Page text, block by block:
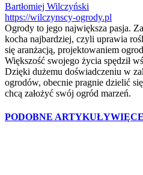
Bartłomiej Wilczyński
https://wilczynscy-ogrody.pl
Ogrody to jego największa pasja.
kocha najbardziej, czyli uprawia
się aranżacją, projektowaniem
Większość swojego życia spędził
Dzięki dużemu doświadczeniu w
ogrodów, obecnie pragnie dzielić
chcą założyć swój ogród marzeń.
PODOBNE ARTYKUŁY